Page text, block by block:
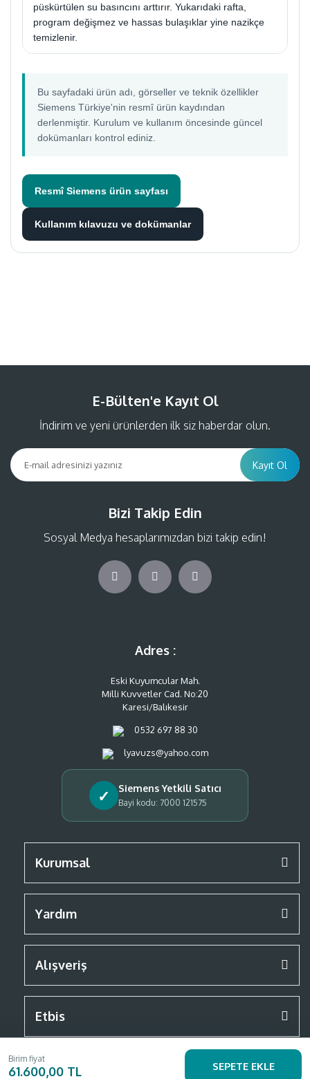
püskürtülen su basıncını arttırır. Yukarıdaki rafta,
program değişmez ve hassas bulaşıklar yine nazikçe
temizlenir.
Bu sayfadaki ürün adı, görseller ve teknik özellikler
Siemens Türkiye'nin resmî ürün kaydından
derlenmiştir. Kurulum ve kullanım öncesinde güncel
dokümanları kontrol ediniz.
Resmî Siemens ürün sayfası
Kullanım kılavuzu ve dokümanlar
Birim fiyat
61.600,00 TL SEPETE EKLE
E-Bülten'e Kayıt Ol
İndirim ve yeni ürünlerden ilk siz haberdar olun.
Kayıt Ol
Bizi Takip Edin
Sosyal Medya hesaplarımızdan bizi takip edin!
Adres :
Eski Kuyumcular Mah.
Milli Kuvvetler Cad. No:20
Karesi/Balıkesir
0532 697 88 30
lyavuzs@yahoo.com
✓ Siemens Yetkili Satıcı
Bayi kodu: 7000 121575
Kurumsal
Yardım
Alışveriş
Etbis